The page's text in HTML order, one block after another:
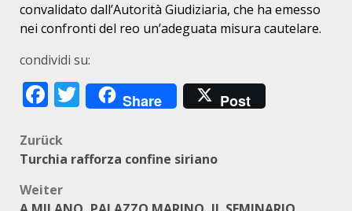
convalidato dall’Autorità Giudiziaria, che ha emesso
nei confronti del reo un’adeguata misura cautelare.
condividi su:
Facebook
Twitter
Share Post
Beitragsnavigation
Zurück
Turchia rafforza confine siriano
Weiter